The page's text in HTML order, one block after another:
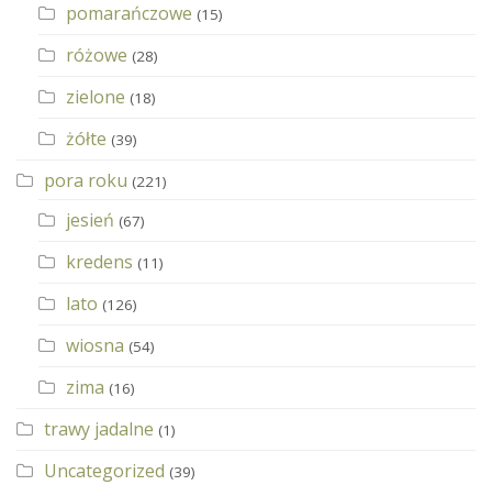
pomarańczowe (15)
różowe (28)
zielone (18)
żółte (39)
pora roku (221)
jesień (67)
kredens (11)
lato (126)
wiosna (54)
zima (16)
trawy jadalne (1)
Uncategorized (39)